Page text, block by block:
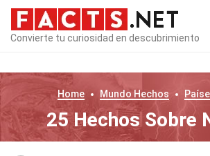
Convierte tu curiosidad en descubrimiento
Home Mundo Hechos
25 Hechos Sobre